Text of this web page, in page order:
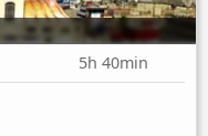
5h 40min